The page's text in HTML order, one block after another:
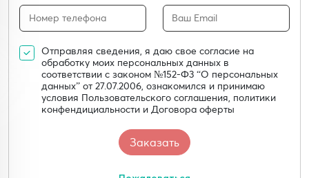
Отправляя сведения, я даю свое согласие на
обработку моих персональных данных в
соответствии с законом №152-Ф3 “О персональных
данных” от 27.07.2006, ознакомился и принимаю
условия Пользовательского соглашения, политики
конфендициальности и Договора оферты